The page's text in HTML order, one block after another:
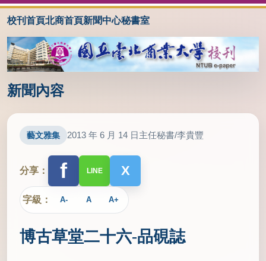
校刊首頁北商首頁新聞中心秘書室
新聞內容
藝文雅集 2013 年 6 月 14 日主任秘書/李貴豐
分享： f LINE X
字級： A- A A+
博古草堂二十六-品硯誌